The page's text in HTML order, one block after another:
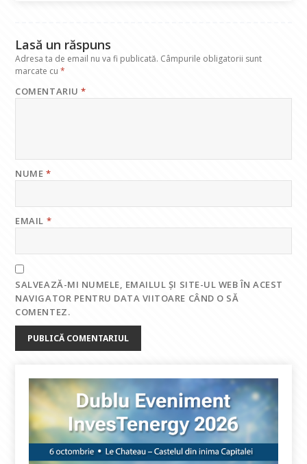
Lasă un răspuns
Adresa ta de email nu va fi publicată. Câmpurile obligatorii sunt
marcate cu*
COMENTARIU*
NUME*
EMAIL *
SALVEAZĂ-MI NUMELE, EMAILUL ȘI SITE-UL WEB ÎN ACEST
NAVIGATOR PENTRU DATA VIITOARE CÂND O SĂ
COMENTEZ.